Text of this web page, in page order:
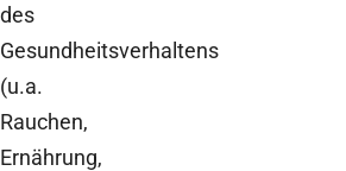
des
Gesundheitsverhaltens
(u.a.
Rauchen,
Ernährung,